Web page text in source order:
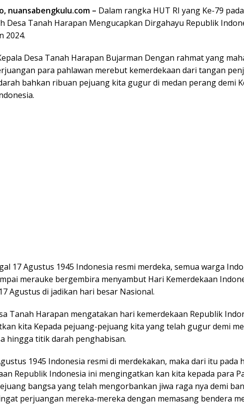
nuansabengkulu.com – Dalam rangka HUT RI yang Ke-79
Desa Tanah Harapan Mengucapkan Dirgahayu Republik
2024.
Desa Tanah Harapan Bujarman Dengan rahmat yang
para pahlawan merebut kemerdekaan dari tangan
bahkan ribuan pejuang kita gugur di medan perang demi
17 Agustus 1945 Indonesia resmi merdeka, semua warga
merauke bergembira menyambut Hari Kemerdekaan
Agustus di jadikan hari besar Nasional.
Tanah Harapan mengatakan hari kemerdekaan Republik
kita Kepada pejuang-pejuang kita yang telah gugur demi
hingga titik darah penghabisan.
1945 Indonesia resmi di merdekakan, maka dari itu pada
Republik Indonesia ini mengingatkan kan kita kepada para
bangsa yang telah mengorbankan jiwa raga nya demi
perjuangan mereka-mereka dengan memasang bendera